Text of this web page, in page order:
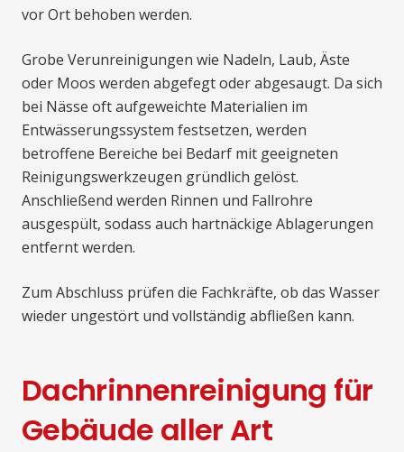
vor Ort behoben werden.
Grobe Verunreinigungen wie Nadeln, Laub, Äste
oder Moos werden abgefegt oder abgesaugt. Da sich
bei Nässe oft aufgeweichte Materialien im
Entwässerungssystem festsetzen, werden
betroffene Bereiche bei Bedarf mit geeigneten
Reinigungswerkzeugen gründlich gelöst.
Anschließend werden Rinnen und Fallrohre
ausgespült, sodass auch hartnäckige Ablagerungen
entfernt werden.
Zum Abschluss prüfen die Fachkräfte, ob das Wasser
wieder ungestört und vollständig abfließen kann.
Dachrinnenreinigung für
Gebäude aller Art